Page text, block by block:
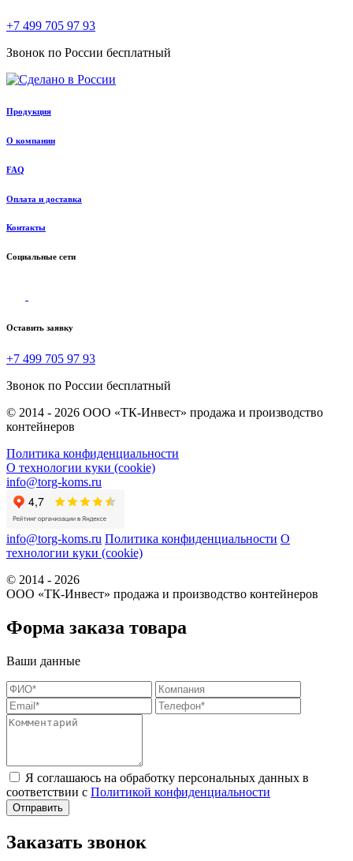
+7 499 705 97 93
Звонок по России бесплатный
Продукция
О компании
FAQ
Оплата и доставка
Контакты
Социальные сети
Оставить заявку
+7 499 705 97 93
Звонок по России бесплатный
© 2014 - 2026 ООО «ТК-Инвест» продажа и производство
контейнеров
Политика конфиденциальности
О технологии куки (cookie)
info@torg-koms.ru
info@torg-koms.ru Политика конфиденциальности О
технологии куки (cookie)
© 2014 - 2026
ООО «ТК-Инвест» продажа и производство контейнеров
Форма заказа товара
Ваши данные
Я соглашаюсь на обработку персональных данных в
соответствии с Политикой конфиденциальности
Заказать звонок